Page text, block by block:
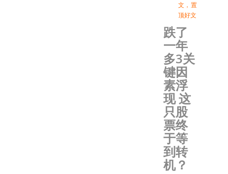
文 ， 置
顶好文
跌了
一年
多3关
键因
素浮
现 这
只股
票终
于等
到转
机？